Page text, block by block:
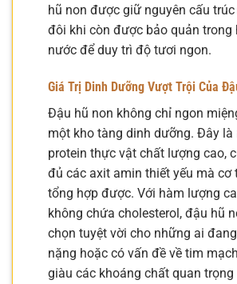
hũ non được giữ nguyên cấu
đôi khi còn được bảo quản trong
nước để duy trì độ tươi ngon.
Giá Trị Dinh Dưỡng Vượt Trội Của
Đậu hũ non không chỉ ngon
một kho tàng dinh dưỡng. Đây là
protein thực vật chất lượng cao,
đủ các axit amin thiết yếu mà cơ
tổng hợp được. Với hàm lượng
không chứa cholesterol, đậu hũ
chọn tuyệt vời cho những ai
nặng hoặc có vấn đề về tim
giàu các khoáng chất quan